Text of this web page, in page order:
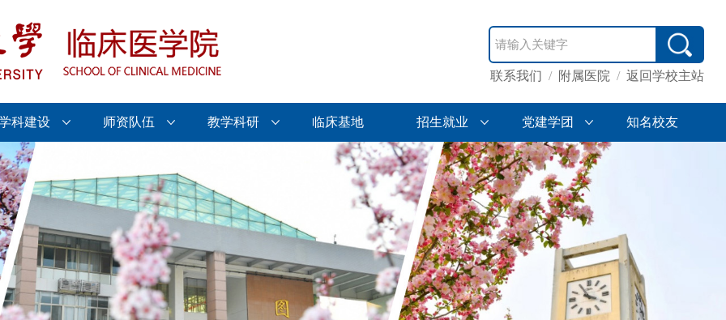
返回学校主站
/
附属医院
/
联系我们
科建设 师资队伍 教学科研 临床基地 招生就业 党建学团 知名校友